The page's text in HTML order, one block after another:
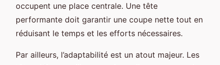
occupent une place centrale. Une tête
performante doit garantir une coupe nette tout en
réduisant le temps et les efforts nécessaires.
Par ailleurs, l’adaptabilité est un atout majeur. Les